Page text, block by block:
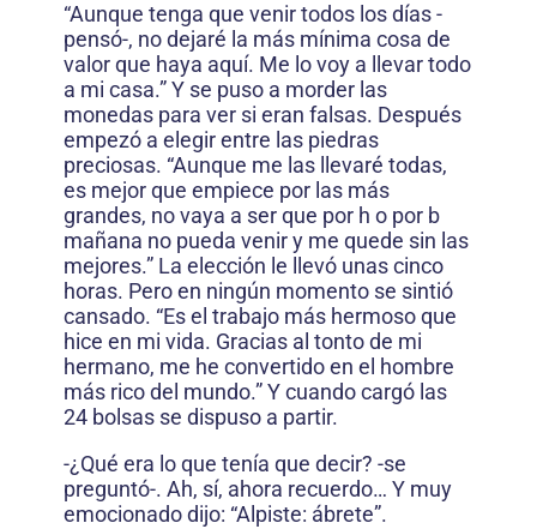
“Aunque tenga que venir todos los días -
pensó-, no dejaré la más mínima cosa de
valor que haya aquí. Me lo voy a llevar todo
a mi casa.” Y se puso a morder las
monedas para ver si eran falsas. Después
empezó a elegir entre las piedras
preciosas. “Aunque me las llevaré todas,
es mejor que empiece por las más
grandes, no vaya a ser que por h o por b
mañana no pueda venir y me quede sin las
mejores.” La elección le llevó unas cinco
horas. Pero en ningún momento se sintió
cansado. “Es el trabajo más hermoso que
hice en mi vida. Gracias al tonto de mi
hermano, me he convertido en el hombre
más rico del mundo.” Y cuando cargó las
24 bolsas se dispuso a partir.
-¿Qué era lo que tenía que decir? -se
preguntó-. Ah, sí, ahora recuerdo… Y muy
emocionado dijo: “Alpiste: ábrete”.